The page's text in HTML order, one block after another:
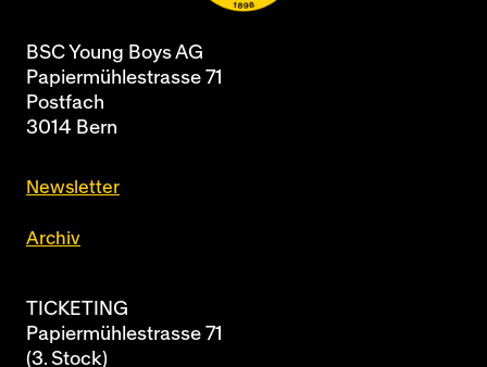
BSC Young Boys AG
Papiermühlestrasse 71
Postfach
3014 Bern
Newsletter
Archiv
TICKETING
Papiermühlestrasse 71
(3. Stock)